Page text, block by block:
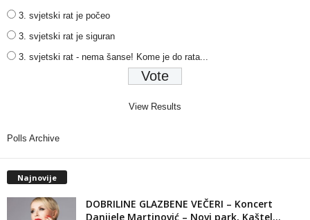
3. svjetski rat je počeo
3. svjetski rat je siguran
3. svjetski rat - nema šanse! Kome je do rata...
View Results
Polls Archive
Najnovije
DOBRILINE GLAZBENE VEČERI – Koncert
Danijele Martinović – Novi park, Kaštel...